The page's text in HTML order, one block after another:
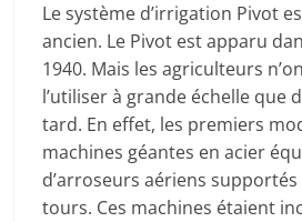
Le système d’irrigation Pivot
ancien. Le Pivot est apparu
1940. Mais les agriculteurs
l’utiliser à grande échelle que
tard. En effet, les premiers
machines géantes en acier
d’arroseurs aériens
tours. Ces machines étaient